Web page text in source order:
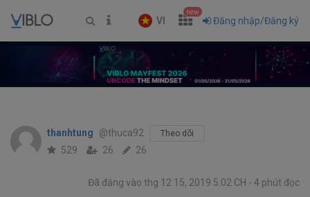
VI
new
Đăng nhập/Đăng ký
thanhtung @thuca92 Theo dõi
529 26 26
Đã đăng vào thg 12 15, 2019 5:02 CH 4 phút đọc